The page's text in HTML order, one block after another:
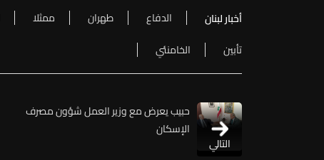
أخبار لبنان الدفاع طهران ممثلا
تأبين
الخامنئي
التالي
حبيب يعرض مع وزير العمل شؤون مصرف
الإسكان